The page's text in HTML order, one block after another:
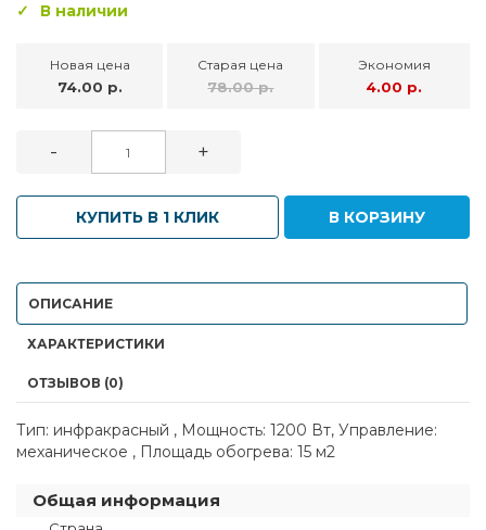
В наличии
Новая цена
74.00 р.
Старая цена
78.00 р.
Экономия
4.00 р.
- +
КУПИТЬ В 1 КЛИК В КОРЗИНУ
ОПИСАНИЕ
ХАРАКТЕРИСТИКИ
ОТЗЫВОВ (0)
Тип: инфракрасный , Мощность: 1200 Вт, Управление:
механическое , Площадь обогрева: 15 м2
Общая информация